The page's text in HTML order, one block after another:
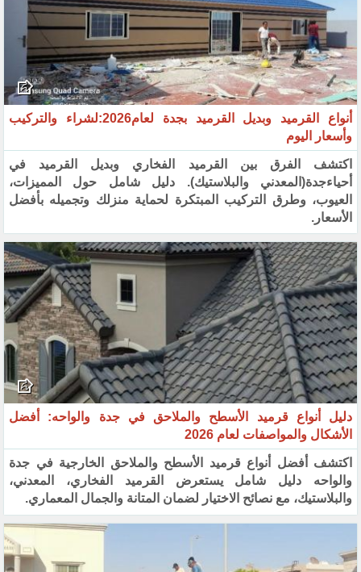
أنواع القرميد وبديل القرميد بجدة لعام2026:لشراء والتركيب
وأسعار اليوم
اكتشف الفرق بين القرميد الفخاري وبديل القرميد في
أحياءجدة(المعدني والبلاستيك). دليل شامل حول المميزات،
العيوب، وطرق التركيب المبتكرة لحماية منزلك وتجميله بأفضل
الأسعار.
دليل أنواع قرميد الأسطح والملاحق في جدة والواحه: أفضل
الأشكال والمواصفات لعام 2026
اكتشف أفضل أنواع قرميد الأسطح والملاحق الخارجية في جدة
والواحه دليل شامل يستعرض القرميد الفخاري، المعدني،
والبلاستيك، مع نصائح الاختيار لضمان المتانة والجمال المعماري.